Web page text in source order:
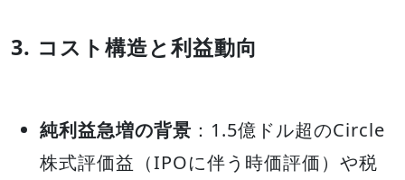
3. コスト構造と利益動向
純利益急増の背景 ：1.5億ドル超のCircle
株式評価益（IPOに伴う時価評価）や税